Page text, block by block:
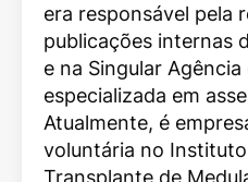
era responsável pela
publicações internas
e na Singular
especializada em
Atualmente, é
voluntária no
Transplante de